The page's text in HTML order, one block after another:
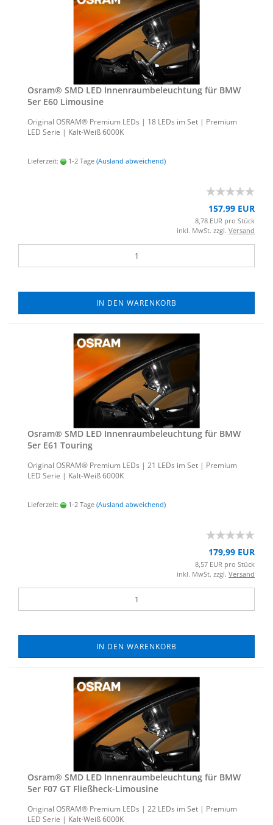
Osram® SMD LED In­nen­raum­be­leuch­tung für BMW
5er E60 Li­mou­si­ne
Ori­gi­nal OSRAM® Pre­mi­um LEDs | 18 LEDs im Set | Pre­mi­um
LED Serie | Kalt-​Weiß 6000K
Lieferzeit: 1-2 Tage (Ausland abweichend)
157,99 EUR
8,78 EUR pro Stück
inkl. MwSt. zzgl. Versand
IN DEN WARENKORB
Osram® SMD LED In­nen­raum­be­leuch­tung für BMW
5er E61 Tou­ring
Ori­gi­nal OSRAM® Pre­mi­um LEDs | 21 LEDs im Set | Pre­mi­um
LED Serie | Kalt-​Weiß 6000K
Lieferzeit: 1-2 Tage (Ausland abweichend)
179,99 EUR
8,57 EUR pro Stück
inkl. MwSt. zzgl. Versand
IN DEN WARENKORB
Osram® SMD LED In­nen­raum­be­leuch­tung für BMW
5er F07 GT Fließheck-​​Li­mou­si­ne
Ori­gi­nal OSRAM® Pre­mi­um LEDs | 22 LEDs im Set | Pre­mi­um
LED Serie | Kalt-​Weiß 6000K